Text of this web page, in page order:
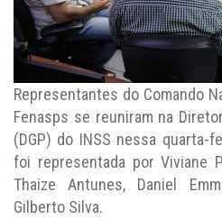
Representantes do Comando
Fenasps se reuniram na
(DGP) do INSS nessa quarta-
foi representada por Viviane
Thaize Antunes, Daniel
Gilberto Silva.